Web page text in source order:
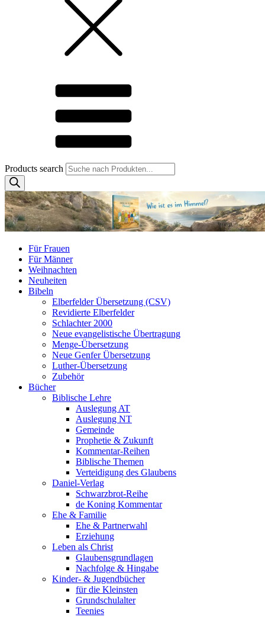
Products search
Für Frauen
Für Männer
Weihnachten
Neuheiten
Bibeln
Elberfelder Übersetzung (CSV)
Revidierte Elberfelder
Schlachter 2000
Neue evangelistische Übertragung
Menge-Übersetzung
Neue Genfer Übersetzung
Luther-Übersetzung
Zubehör
Bücher
Biblische Lehre
Auslegung AT
Auslegung NT
Gemeinde
Prophetie & Zukunft
Kommentar-Reihen
Biblische Themen
Verteidigung des Glaubens
Daniel-Verlag
Schwarzbrot-Reihe
de Koning Kommentar
Ehe & Familie
Ehe & Partnerwahl
Erziehung
Leben als Christ
Glaubensgrundlagen
Nachfolge & Hingabe
Kinder- & Jugendbücher
für die Kleinsten
Grundschulalter
Teenies